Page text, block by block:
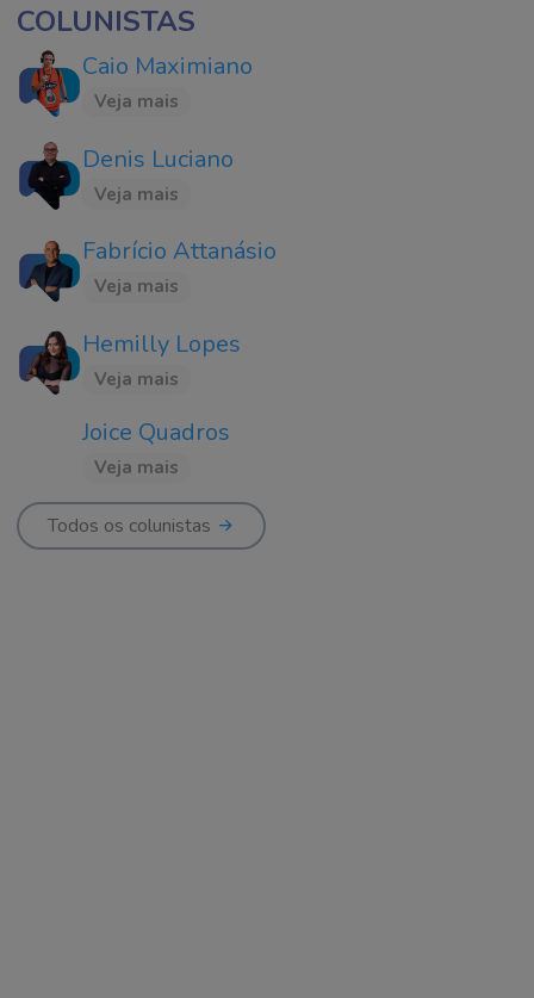
COLUNISTAS
Caio Maximiano
Veja mais
Denis Luciano
Veja mais
Fabrício Attanásio
Veja mais
Hemilly Lopes
Veja mais
Joice Quadros
Veja mais
Todos os colunistas